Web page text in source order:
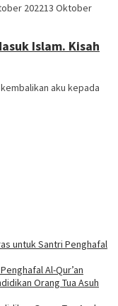
202213 Oktober
Islam. Kisah
aku kepada
untuk Santri Penghafal
Al-Qur’an
Orang Tua Asuh